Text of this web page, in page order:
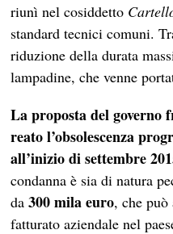
riunì nel cosiddetto
standard tecnici comuni.
riduzione della durata
lampadine, che venne
La proposta del governo
reato l’obsolescenza
all’inizio di settembre
condanna è sia di natura
da300 mila euro, che
fatturato aziendale nel